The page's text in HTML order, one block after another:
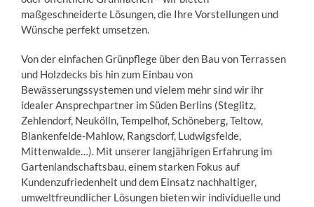
maßgeschneiderte Lösungen, die Ihre Vorstellungen und
Wünsche perfekt umsetzen.
Von der einfachen Grünpflege über den Bau von Terrassen
und Holzdecks bis hin zum Einbau von
Bewässerungssystemen und vielem mehr sind wir ihr
idealer Ansprechpartner im Süden Berlins (Steglitz,
Zehlendorf, Neukölln, Tempelhof, Schöneberg, Teltow,
Blankenfelde-Mahlow, Rangsdorf, Ludwigsfelde,
Mittenwalde…). Mit unserer langjährigen Erfahrung im
Gartenlandschaftsbau, einem starken Fokus auf
Kundenzufriedenheit und dem Einsatz nachhaltiger,
umweltfreundlicher Lösungen bieten wir individuelle und